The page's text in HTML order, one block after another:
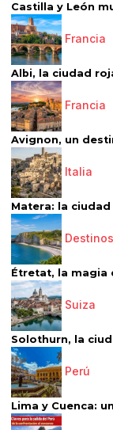
Castilla y León
Francia
Albi, la ciudad
Francia
Avignon, un
Italia
Matera: la
Destinos
Étretat, la magia
Suiza
Solothurn, la
Perú
Lima y Cuenca: